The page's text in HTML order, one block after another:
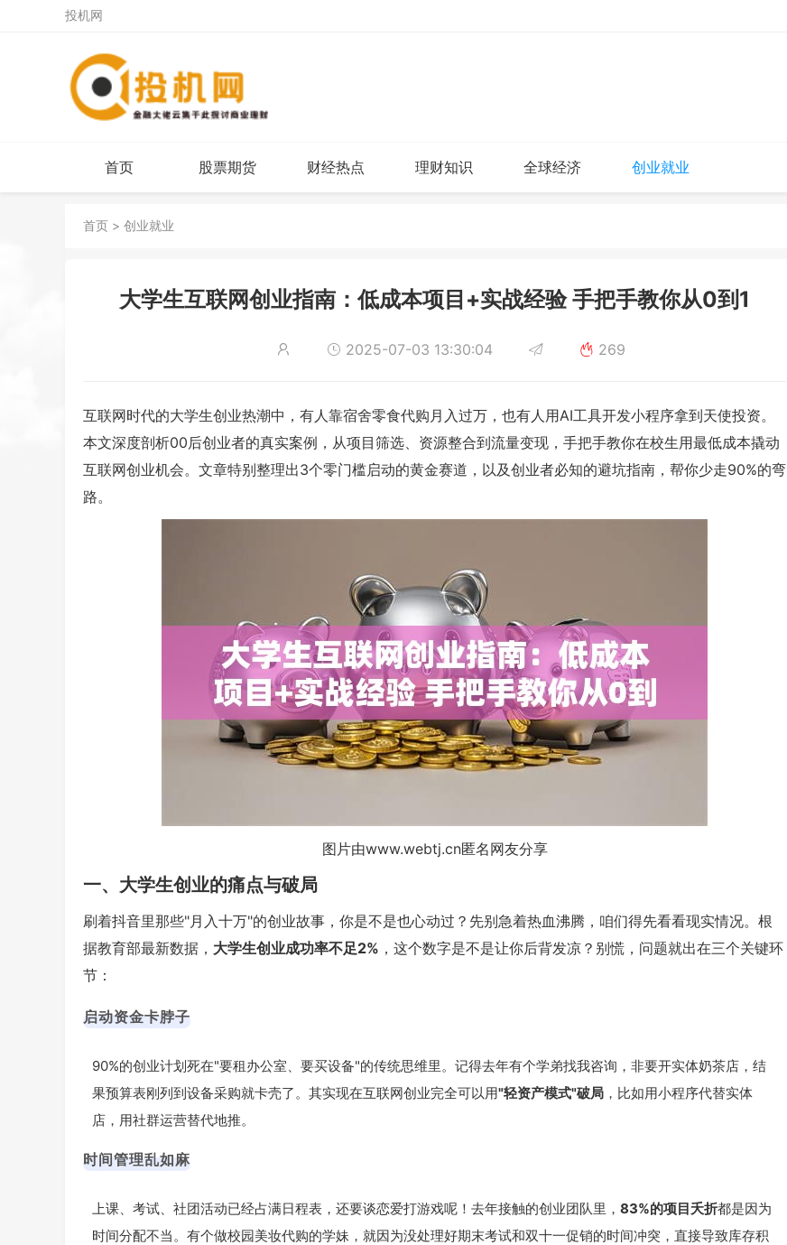
投机网
首页 股票期货 财经热点 理财知识 全球经济 创业就业
首页 > 创业就业
大学生互联网创业指南：低成本项目+实战经验 手把手教你从0到1
2025-07-03 13:30:04 269
互联网时代的大学生创业热潮中，有人靠宿舍零食代购月入过万，也有人用AI工具开发小程序拿到天使投资。
本文深度剖析00后创业者的真实案例，从项目筛选、资源整合到流量变现，手把手教你在校生用最低成本撬动
互联网创业机会。文章特别整理出3个零门槛启动的黄金赛道，以及创业者必知的避坑指南，帮你少走90%的弯
路。
图片由www.webtj.cn匿名网友分享
一、大学生创业的痛点与破局
刷着抖音里那些"月入十万"的创业故事，你是不是也心动过？先别急着热血沸腾，咱们得先看看现实情况。根
据教育部最新数据， 大学生创业成功率不足2% ，这个数字是不是让你后背发凉？别慌，问题就出在三个关键环
节：
启动资金卡脖子
90%的创业计划死在"要租办公室、要买设备"的传统思维里。记得去年有个学弟找我咨询，非要开实体奶茶店，结
果预算表刚列到设备采购就卡壳了。其实现在互联网创业完全可以用"轻资产模式"破局 ，比如用小程序代替实体
店，用社群运营替代地推。
时间管理乱如麻
上课、考试、社团活动已经占满日程表，还要谈恋爱打游戏呢！去年接触的创业团队里， 83%的项目夭折都是因为
时间分配不当。有个做校园美妆代购的学妹，就因为没处理好期末考试和双十一促销的时间冲突，直接导致库存积